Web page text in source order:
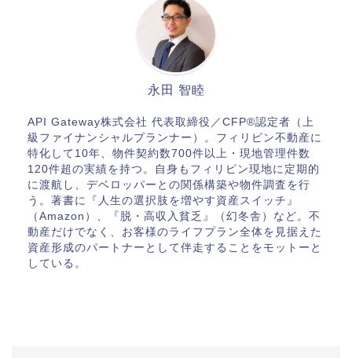
永田 智睦
API Gateway株式会社 代表取締役／CFP®認定者（上
級ファイナンシャルプランナー）。フィリピン不動産に
特化して10年、物件契約数700件以上・現地管理件数
120件超の実績を持つ。自身もフィリピン現地に定期的
に渡航し、デベロッパーとの関係構築や物件調査を行
う。著書に『人生の選択肢を増やす資産スイッチ』
（Amazon）、『脱・高収入貧乏』（幻冬舎）など。不
動産だけでなく、お客様のライフプラン全体を見据えた
資産形成のパートナーとして伴走することをモットーと
している。